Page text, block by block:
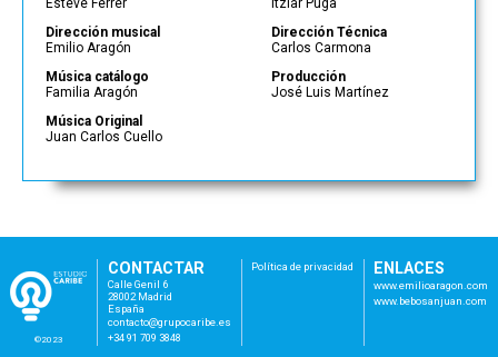
Esteve Ferrer
Dirección musical
Emilio Aragón
Música catálogo
Familia Aragón
Música Original
Juan Carlos Cuello
Itziar Puga
Dirección Técnica
Carlos Carmona
Producción
José Luis Martínez
©2023
CONTACTAR
Calle Genil 6
28002 Madrid
España
contacto@grupocaribe. es
+34 91 709 3848
Política de privacidad ENLACES
www.emilioaragon.com
www.bebosanjuan.com